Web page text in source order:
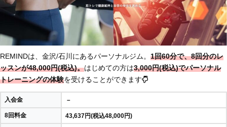
REMINDは、金沢/石川にあるパーソナルジム。 1回60分で、8回分のレ
ッスンが48,000円(税込)。はじめての方は3,000円(税込)でパーソナル
トレーニングの体験を受けることができます
入会金 －
8回料金 43,637円(税込48,000円)